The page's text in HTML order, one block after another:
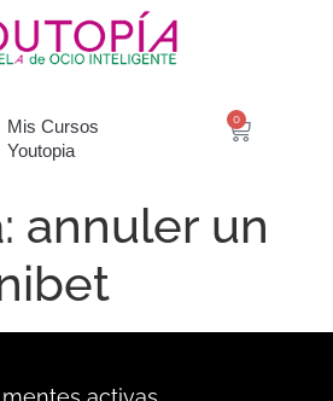
Mis Cursos
Youtopia
0
annuler un